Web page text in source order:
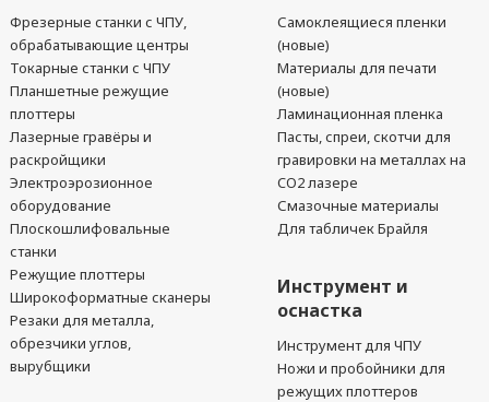
Фрезерные станки с ЧПУ,
обрабатывающие центры
Токарные станки с ЧПУ
Планшетные режущие
плоттеры
Лазерные гравёры и
раскройщики
Электроэрозионное
оборудование
Плоскошлифовальные
станки
Режущие плоттеры
Широкоформатные сканеры
Резаки для металла,
обрезчики углов,
вырубщики
Самоклеящиеся пленки
(новые)
Материалы для печати
(новые)
Ламинационная пленка
Пасты, спреи, скотчи для
гравировки на металлах на
CO2 лазере
Смазочные материалы
Для табличек Брайля
Инструмент и
оснастка
Инструмент для ЧПУ
Ножи и пробойники для
режущих плоттеров